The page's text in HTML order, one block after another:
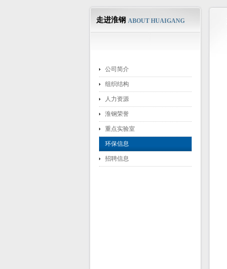
走进淮钢 ABOUT HUAIGANG
公司简介
组织结构
人力资源
淮钢荣誉
重点实验室
环保信息
招聘信息